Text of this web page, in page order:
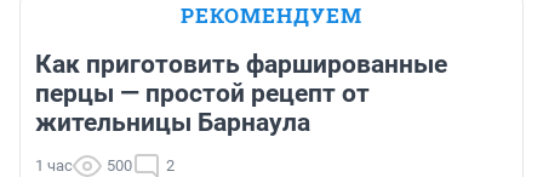
РЕКОМЕНДУЕМ
Как приготовить фаршированные
перцы — простой рецепт от
жительницы Барнаула
1 час 500 2